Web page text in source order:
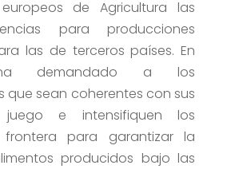
de Agricultura las
para producciones
las de terceros países. En
demandado a los
que sean coherentes con sus
e intensifiquen los
para garantizar la
producidos bajo las